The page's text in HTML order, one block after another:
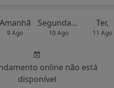
Amanhã
9 Ago
Segunda-feira
10 Ago
Ter,
11 Ago
online não está
disponível